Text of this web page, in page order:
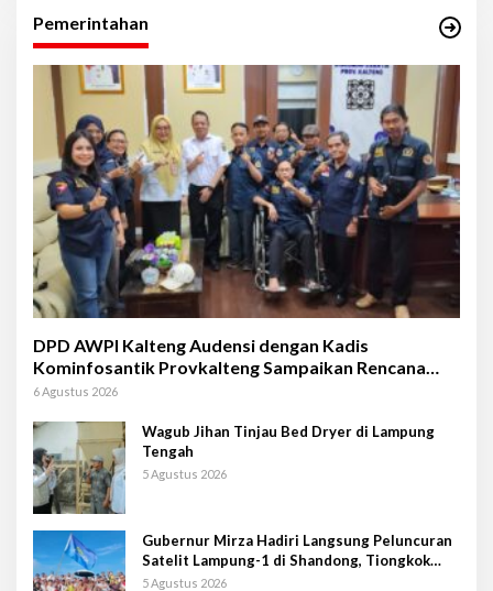
Pemerintahan
DPD AWPI Kalteng Audensi dengan Kadis
Kominfosantik Provkalteng Sampaikan Rencana
Kongnas II AWPI se-Indonesia
6 Agustus 2026
Wagub Jihan Tinjau Bed Dryer di Lampung
Tengah
5 Agustus 2026
Gubernur Mirza Hadiri Langsung Peluncuran
Satelit Lampung-1 di Shandong, Tiongkok
Timur
5 Agustus 2026